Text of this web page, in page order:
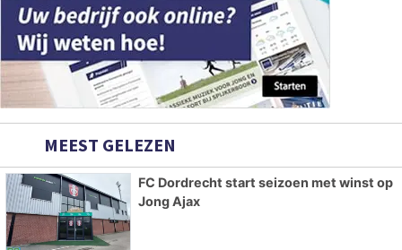
MEEST GELEZEN
FC Dordrecht start seizoen met winst op
Jong Ajax